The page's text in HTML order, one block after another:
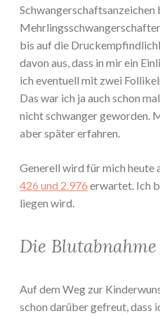
Schwangerschaftsanzeichen
bis auf die
davon aus, dass in mir ein
ich eventuell mit zwei
Das war ich ja auch schon
nicht schwanger geworden.
aber später erfahren.
Generell wird für mich heute
426 und 2.976 erwartet. Ich
liegen wird.
Die Blutabnahme
Auf dem Weg zur
schon darüber gefreut, dass